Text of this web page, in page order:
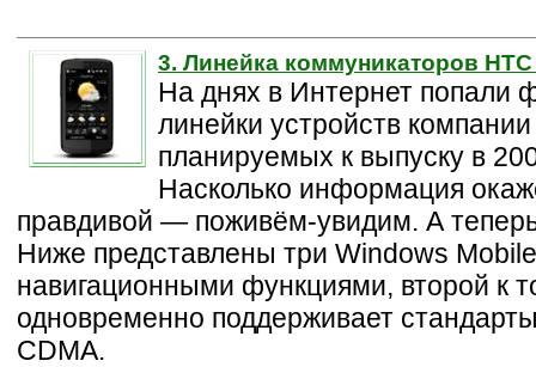
3. Линейка коммуникаторов HTC
На днях в Интернет попали
линейки устройств
планируемых к выпуску в
Насколько информация
правдивой — поживём-увидим. А
Ниже представлены три Windows
навигационными функциями, второй к
одновременно поддерживает
CDMA.